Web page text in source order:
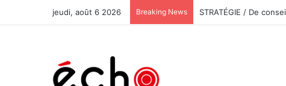
jeudi, août 6 2026 Breaking News